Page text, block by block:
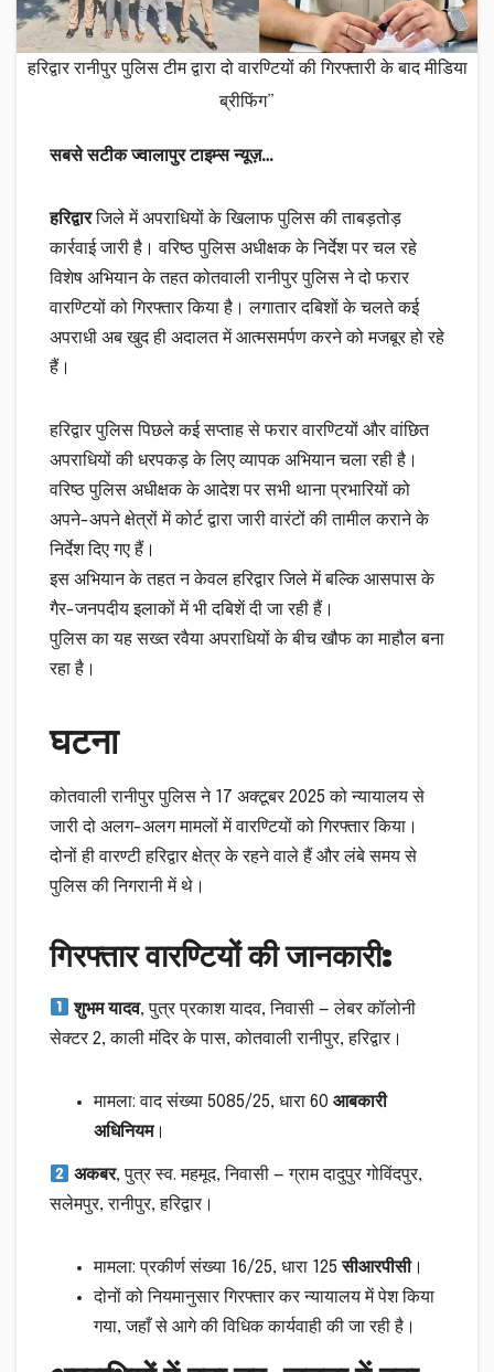
हरिद्वार रानीपुर पुलिस टीम द्वारा दो वारण्टियों की गिरफ्तारी के बाद मीडिया
ब्रीफिंग”
सबसे सटीक ज्वालापुर टाइम्स न्यूज़…
हरिद्वारजिले में अपराधियों के खिलाफ पुलिस की ताबड़तोड़
कार्रवाई जारी है। वरिष्ठ पुलिस अधीक्षक के निर्देश पर चल रहे
विशेष अभियान के तहत कोतवाली रानीपुर पुलिस ने दो फरार
वारण्टियों को गिरफ्तार किया है। लगातार दबिशों के चलते कई
अपराधी अब खुद ही अदालत में आत्मसमर्पण करने को मजबूर हो रहे
हैं।
हरिद्वार पुलिस पिछले कई सप्ताह से फरार वारण्टियों और वांछित
अपराधियों की धरपकड़ के लिए व्यापक अभियान चला रही है।
वरिष्ठ पुलिस अधीक्षक के आदेश पर सभी थाना प्रभारियों को
अपने-अपने क्षेत्रों में कोर्ट द्वारा जारी वारंटों की तामील कराने के
निर्देश दिए गए हैं।
इस अभियान के तहत न केवल हरिद्वार जिले में बल्कि आसपास के
गैर-जनपदीय इलाकों में भी दबिशें दी जा रही हैं।
पुलिस का यह सख्त रवैया अपराधियों के बीच खौफ का माहौल बना
रहा है।
घटना
कोतवाली रानीपुर पुलिस ने 17 अक्टूबर 2025 को न्यायालय से
जारी दो अलग-अलग मामलों में वारण्टियों को गिरफ्तार किया।
दोनों ही वारण्टी हरिद्वार क्षेत्र के रहने वाले हैं और लंबे समय से
पुलिस की निगरानी में थे।
गिरफ्तार वारण्टियों की जानकारी:
शुभम यादव, पुत्र प्रकाश यादव, निवासी — लेबर कॉलोनी
सेक्टर 2, काली मंदिर के पास, कोतवाली रानीपुर, हरिद्वार।
मामला: वाद संख्या 5085/25, धारा 60 आबकारी
अधिनियम।
अकबर, पुत्र स्व. महमूद, निवासी — ग्राम दादुपुर गोविंदपुर,
सलेमपुर, रानीपुर, हरिद्वार।
मामला: प्रकीर्ण संख्या 16/25, धारा 125सीआरपीसी।
दोनों को नियमानुसार गिरफ्तार कर न्यायालय में पेश किया
गया, जहाँ से आगे की विधिक कार्यवाही की जा रही है।